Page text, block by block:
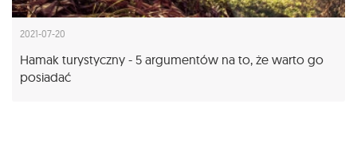
2021-07-20
Hamak turystyczny - 5 argumentów na to, że warto go
posiadać